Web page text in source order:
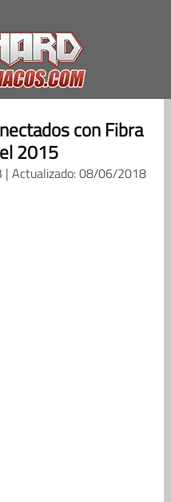
con Fibra
2015
| Actualizado: 08/06/2018